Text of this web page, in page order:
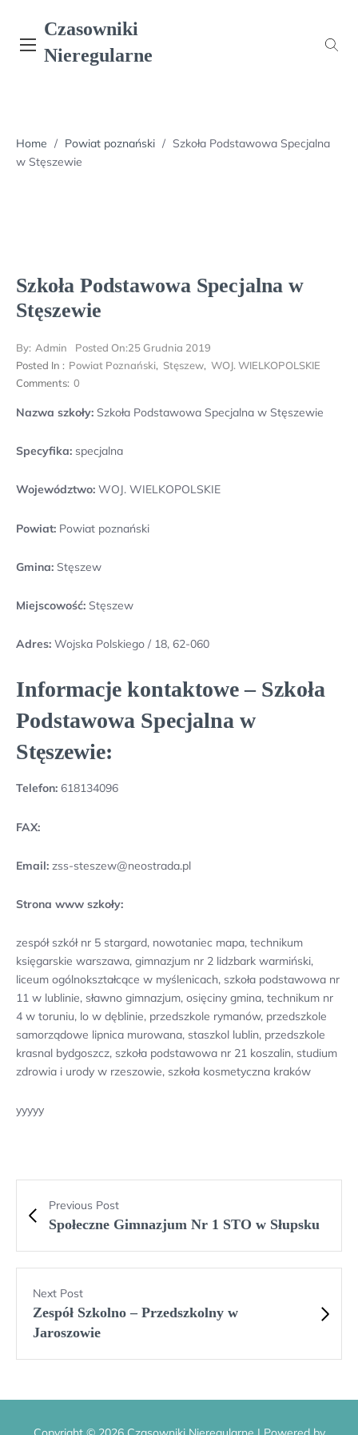
content
Czasowniki
Nieregularne
Home / Powiat poznański / Szkoła Podstawowa Specjalna
w Stęszewie
Szkoła Podstawowa Specjalna w
Stęszewie
By: Admin Posted On:25 Grudnia 2019
Posted In : Powiat Poznański, Stęszew, WOJ. WIELKOPOLSKIE
Comments: 0
Nazwa szkoły: Szkoła Podstawowa Specjalna w Stęszewie
Specyfika: specjalna
Województwo: WOJ. WIELKOPOLSKIE
Powiat: Powiat poznański
Gmina: Stęszew
Miejscowość: Stęszew
Adres: Wojska Polskiego / 18, 62-060
Informacje kontaktowe – Szkoła
Podstawowa Specjalna w
Stęszewie:
Telefon: 618134096
FAX:
Email: zss-steszew@neostrada.pl
Strona www szkoły:
zespół szkół nr 5 stargard, nowotaniec mapa, technikum
księgarskie warszawa, gimnazjum nr 2 lidzbark warmiński,
liceum ogólnokształcące w myślenicach, szkoła podstawowa nr
11 w lublinie, sławno gimnazjum, osięciny gmina, technikum nr
4 w toruniu, lo w dęblinie, przedszkole rymanów, przedszkole
samorządowe lipnica murowana, staszkol lublin, przedszkole
krasnal bydgoszcz, szkoła podstawowa nr 21 koszalin, studium
zdrowia i urody w rzeszowie, szkoła kosmetyczna kraków
yyyyy
Previous Post
Społeczne Gimnazjum Nr 1 STO w Słupsku
Next Post
Zespół Szkolno – Przedszkolny w
Jaroszowie